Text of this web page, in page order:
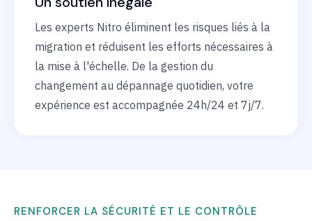
Les experts Nitro éliminent les risques liés à la
migration et réduisent les efforts nécessaires à
la mise à l'échelle. De la gestion du
changement au dépannage quotidien, votre
expérience est accompagnée 24h/24 et 7j/7.
RENFORCER LA SÉCURITÉ ET LE CONTRÔLE